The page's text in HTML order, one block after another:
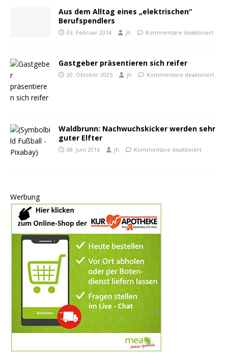
Aus dem Alltag eines „elektrischen“
Berufspendlers
03. Februar 2014 jh Kommentare deaktiviert
Gastgeber präsentieren sich reifer
20. Oktober 2025 jh Kommentare deaktiviert
Waldbrunn: Nachwuchskicker werden sehr
guter Elfter
08. Juni 2016 jh Kommentare deaktiviert
Werbung